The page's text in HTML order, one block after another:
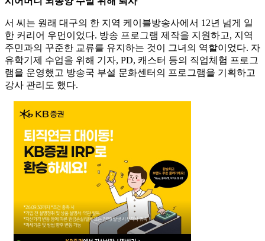
서 씨는 원래 대구의 한 지역 케이블방송사에서 12년 넘게 일
한 커리어 우먼이었다. 방송 프로그램 제작을 지원하고, 지역
주민과의 꾸준한 교류를 유지하는 것이 그녀의 역할이었다. 자
유학기제 수업을 위해 기자, PD, 캐스터 등의 직업체험 프로그
램을 운영했고 방송국 부설 문화센터의 프로그램을 기획하고
강사 관리도 했다.